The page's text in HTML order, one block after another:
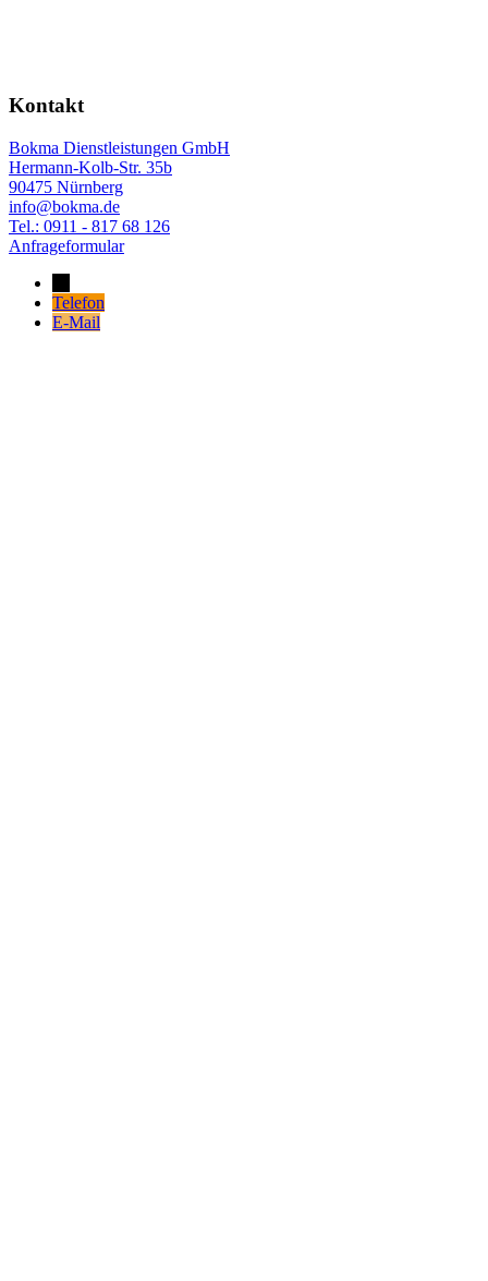
Kontakt
Bokma Dienstleistungen GmbH
Hermann-Kolb-Str. 35b
90475 Nürnberg
info@bokma.de
Tel.: 0911 - 817 68 126
Anfrageformular
Telefon
E-Mail